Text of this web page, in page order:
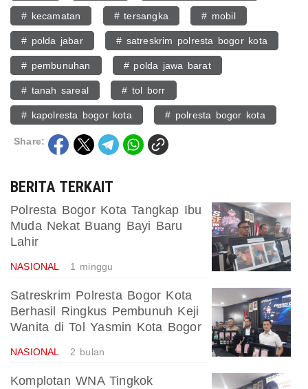
# kecamatan # tersangka # mobil
# polda jabar # satreskrim polresta bogor kota
# pembunuhan # polda jawa barat
# tanah sareal # tol borr
# kapolresta bogor kota # polresta bogor kota
Share:
BERITA TERKAIT
Polresta Bogor Kota Tangkap Ibu
Muda Nekat Buang Bayi Baru
Lahir
NASIONAL 1 minggu
Satreskrim Polresta Bogor Kota
Berhasil Ringkus Pembunuh Keji
Wanita di Tol Yasmin Kota Bogor
NASIONAL 2 bulan
Komplotan WNA Tingkok